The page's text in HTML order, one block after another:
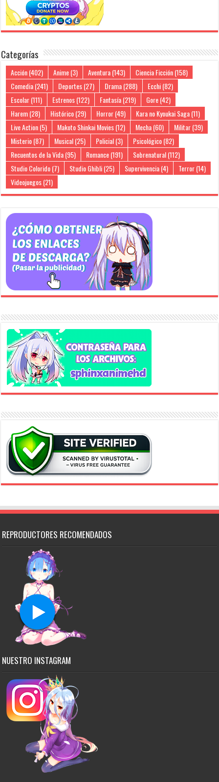
Categorías
Acción(402) Anime(3) Aventura(143) Ciencia Ficción(158)
Comedia(241) Deportes(27) Drama(288) Ecchi(82)
Escolar(111) Estrenos(122) Fantasía(219) Gore(42)
Harem(28) Histórico(29) Horror(49) Kara no Kyoukai Saga(11)
Live Action(5) Makoto Shinkai Movies(12) Mecha(60) Militar(39)
Misterio(87) Musical(25) Policial(3) Psicológico(82)
Recuentos de la Vida(95) Romance(191) Sobrenatural(112)
Studio Colorido(7) Studio Ghibli(25) Supervivencia(4) Terror(14)
Videojuegos(21)
REPRODUCTORES RECOMENDADOS
NUESTRO INSTAGRAM